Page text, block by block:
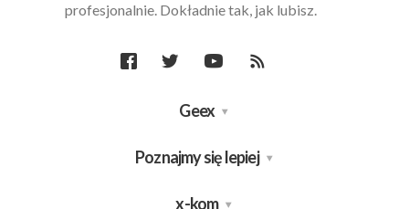
profesjonalnie. Dokładnie tak, jak lubisz.
Geex
Poznajmy się lepiej
x-kom